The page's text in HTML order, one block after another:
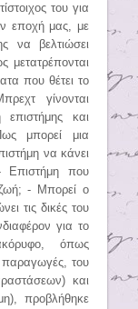
του για
εποχή μας, με
να βελτιώσει
που θέτει το
γίνονται
και
μπορεί μια
να κάνει
Επιστήμη που
- Μπορεί ο
τις δικές του
για το
όπως
παραγωγές, του
και
προβλήθηκε